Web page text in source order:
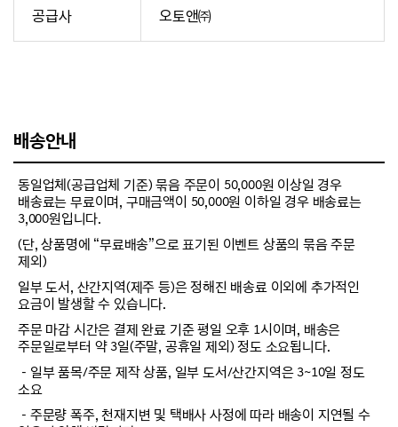
공급사 오토앤㈜
배송안내
동일업체(공급업체 기준) 묶음 주문이 50,000원 이상일 경우
배송료는 무료이며, 구매금액이 50,000원 이하일 경우 배송료는
3,000원입니다.
(단, 상품명에 “무료배송”으로 표기된 이벤트 상품의 묶음 주문
제외)
일부 도서, 산간지역(제주 등)은 정해진 배송료 이외에 추가적인
요금이 발생할 수 있습니다.
주문 마감 시간은 결제 완료 기준 평일 오후 1시이며, 배송은
주문일로부터 약 3일(주말, 공휴일 제외) 정도 소요됩니다.
－일부 품목/주문 제작 상품, 일부 도서/산간지역은 3~10일 정도
소요
－주문량 폭주, 천재지변 및 택배사 사정에 따라 배송이 지연될 수